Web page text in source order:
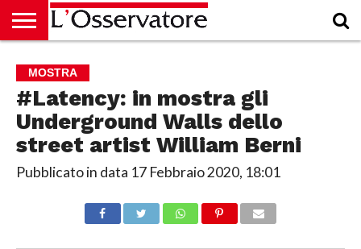
CULTURA
ECONOMIA
RUBRICHE
ARCHIVIO
PODCAST
ABBONAMENTO
CHI
SIAMO
ACCEDI
MOSTRA
#Latency: in mostra gli
Underground Walls dello
street artist William Berni
Pubblicato in data 17 Febbraio 2020, 18:01